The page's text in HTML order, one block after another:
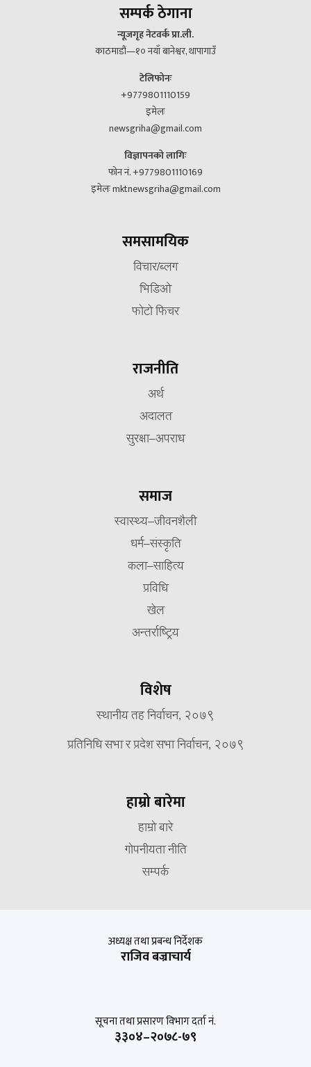
सम्पर्क ठेगाना
न्यूजगृह नेटवर्क प्रा.ली.
काठमाडौं—१० नयाँ बानेश्वर, थापागाउँ
टेलिफोनः
+9779801110159
इमेलः
newsgriha@gmail.com
विज्ञापनको लागिः
फोन नं. +9779801110169
इमेलः mktnewsgriha@gmail.com
समसामयिक
विचार/ब्लग
भिडिओ
फोटो फिचर
राजनीति
अर्थ
अदालत
सुरक्षा–अपराध
समाज
स्वास्थ्य–जीवनशैली
धर्म–संस्कृति
कला–साहित्य
प्रविधि
खेल
अन्तर्राष्ट्रिय
विशेष
स्थानीय तह निर्वाचन, २०७९
प्रतिनिधि सभा र प्रदेश सभा निर्वाचन, २०७९
हाम्रो बारेमा
हाम्रो बारे
गोपनीयता नीति
सम्पर्क
अध्यक्ष तथा प्रबन्ध निर्देशक
राजिव बज्राचार्य
सूचना तथा प्रसारण विभाग दर्ता नं.
३३०४–२०७८-७९